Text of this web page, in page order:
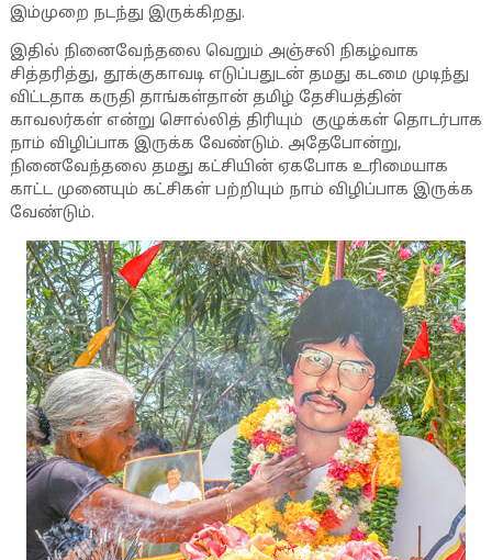
இம்முறை நடந்து இருக்கிறது.
இதில் நினைவேந்தலை வெறும் அஞ்சலி நிகழ்வாக
சித்தரித்து, தூக்குகாவடி எடுப்பதுடன் தமது கடமை முடிந்து
விட்டதாக கருதி தாங்கள்தான் தமிழ் தேசியத்தின்
காவலர்கள் என்று சொல்லித் திரியும் குழுக்கள் தொடர்பாக
நாம் விழிப்பாக இருக்க வேண்டும். அதேபோன்று,
நினைவேந்தலை தமது கட்சியின் ஏகபோக உரிமையாக
காட்ட முனையும் கட்சிகள் பற்றியும் நாம் விழிப்பாக இருக்க
வேண்டும்.